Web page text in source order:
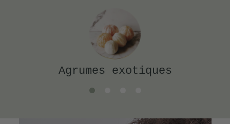
Agrumes exotiques